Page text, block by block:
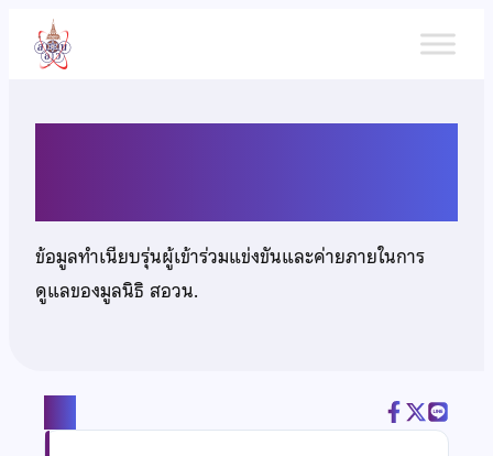
เนื้อหา
ข้อมูลทำเนียบรุ่นผู้เข้าร่วมแข่งขันและค่ายภายในการ
ดูแลของมูลนิธิ สอวน.